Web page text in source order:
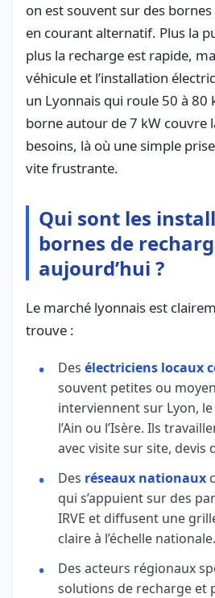
on est souvent sur des bornes
en courant alternatif. Plus la
plus la recharge est rapide,
véhicule et l’installation
un Lyonnais qui roule 50 à 80
borne autour de 7 kW couvre
besoins, là où une simple
vite frustrante.
Qui sont les
bornes de
aujourd’hui ?
Le marché lyonnais est
trouve :
Des électriciens locaux
souvent petites ou
interviennent sur Lyon,
l’Ain ou l’Isère. Ils
avec visite sur site, devis
Des réseaux nationaux
qui s’appuient sur des
IRVE et diffusent une
claire à l’échelle nationale.
Des acteurs régionaux
solutions de recharge et